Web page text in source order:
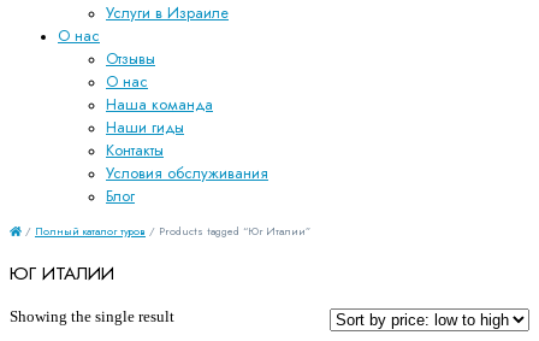
Услуги в Израиле
О нас
Отзывы
О нас
Наша команда
Наши гиды
Контакты
Условия обслуживания
Блог
/ Полный каталог туров / Products tagged “Юг Италии”
ЮГ ИТАЛИИ
Showing the single result